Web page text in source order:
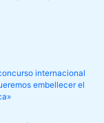
internacional
embellecer el